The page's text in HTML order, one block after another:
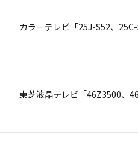
カラーテレビ「25J-S52、
東芝液晶テレビ「46Z3500、
カラーテレビに使用している
プラズマテレビ「35P3000，